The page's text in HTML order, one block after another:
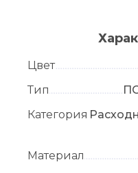
Цвет
Тип
Категория
Материал